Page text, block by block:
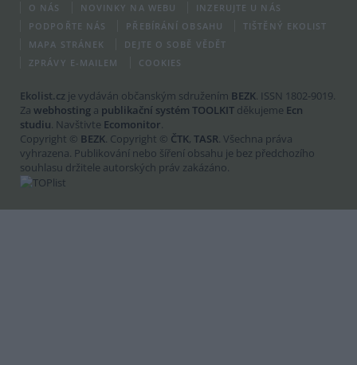
O NÁS NOVINKY NA WEBU
INZERUJTE U NÁS
PODPOŘTE NÁS
PŘEBÍRÁNÍ OBSAHU
TIŠTĚNÝ EKOLIST
MAPA STRÁNEK
DEJTE O SOBĚ VĚDĚT
ZPRÁVY E-MAILEM
COOKIES
Ekolist.cz je vydáván občanským sdružením BEZK. ISSN 1802-9019.
Za webhosting a publikační systém TOOLKIT děkujeme Ecn
studiu. Navštivte Ecomonitor.
Copyright © BEZK. Copyright © ČTK, TASR. Všechna práva
vyhrazena. Publikování nebo šíření obsahu je bez předchozího
souhlasu držitele autorských práv zakázáno.